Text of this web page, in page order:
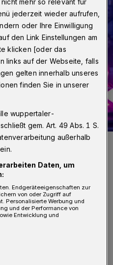
Anerkennung
in der Kulturszene
ist sozusagen ein
seit Jahren den
jederzeit wieder aufrufen,
oder Ihre Einwilligung
den Link Einstellungen am
klicken [oder das
links auf der Webseite, falls
gelten innerhalb unseres
finden Sie in unserer
wuppertaler-
gem. Art. 49 Abs. 1 S.
außerhalb
Daten, um
Endgeräteeigenschaften zur
von oder Zugriff auf
Personalisierte Werbung und
und der Performance von
Entwicklung und